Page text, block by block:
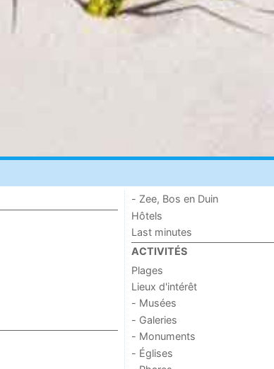
- Zee, Bos en Duin
Hôtels
Last minutes
ACTIVITÉS
Plages
Lieux d'intérêt
- Musées
- Galeries
- Monuments
- Églises